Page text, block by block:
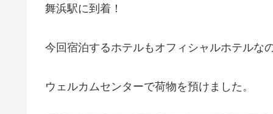
舞浜駅に到着！
今回宿泊するホテルもオフィシャルホテルな
ウェルカムセンターで荷物を預けました。